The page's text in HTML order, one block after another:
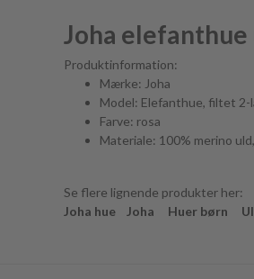
Joha
Produktinformation:
Mærke: Joha
Model: Elefanthue, filtet 2-
Farve: rosa
Materiale: 100% merino
Se flere lignende produkter her:
Joha hue
Joha Huer børn